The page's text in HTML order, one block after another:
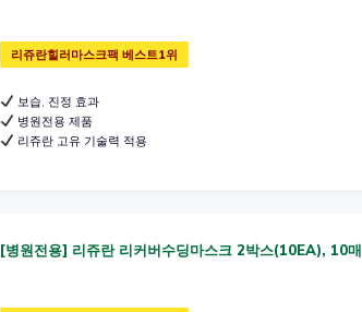
리쥬란힐러마스크팩 베스트1위
보습, 진정 효과
병원전용 제품
리쥬란 고유 기술력 적용
[병원전용] 리쥬란 리커버수딩마스크 2박스(10EA), 10매